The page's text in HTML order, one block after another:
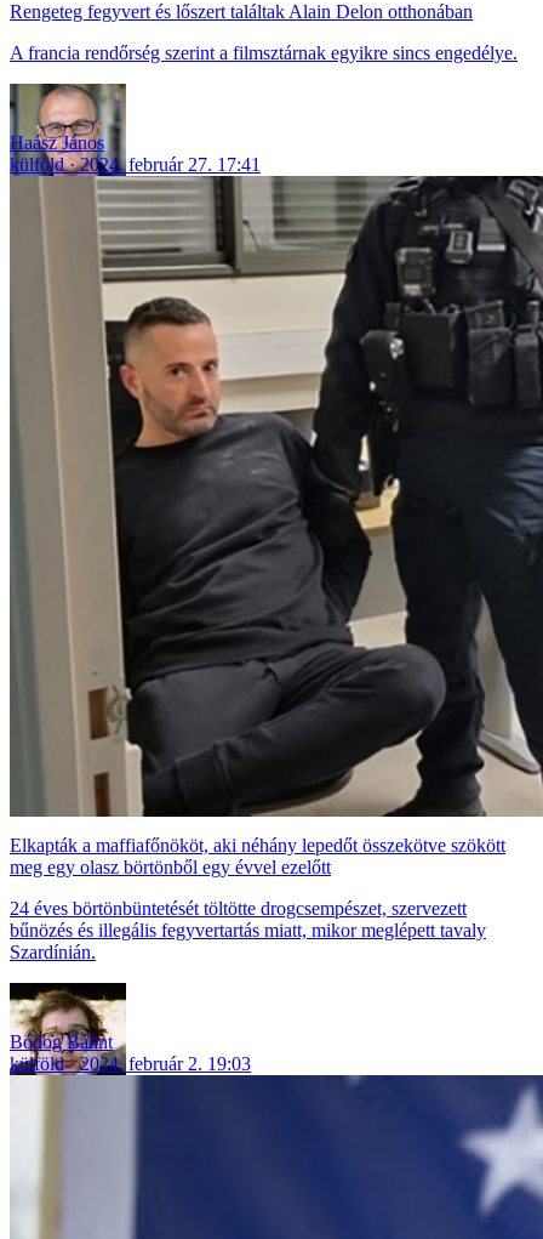
Rengeteg fegyvert és lőszert találtak Alain Delon otthonában
A francia rendőrség szerint a filmsztárnak egyikre sincs engedélye.
Haász János
külföld
2024. február 27. 17:41
Elkapták a maffiafőnököt, aki néhány lepedőt összekötve szökött
meg egy olasz börtönből egy évvel ezelőtt
24 éves börtönbüntetését töltötte drogcsempészet, szervezett
bűnözés és illegális fegyvertartás miatt, mikor meglépett tavaly
Szardínián.
Bódog Bálint
külföld
2024. február 2. 19:03